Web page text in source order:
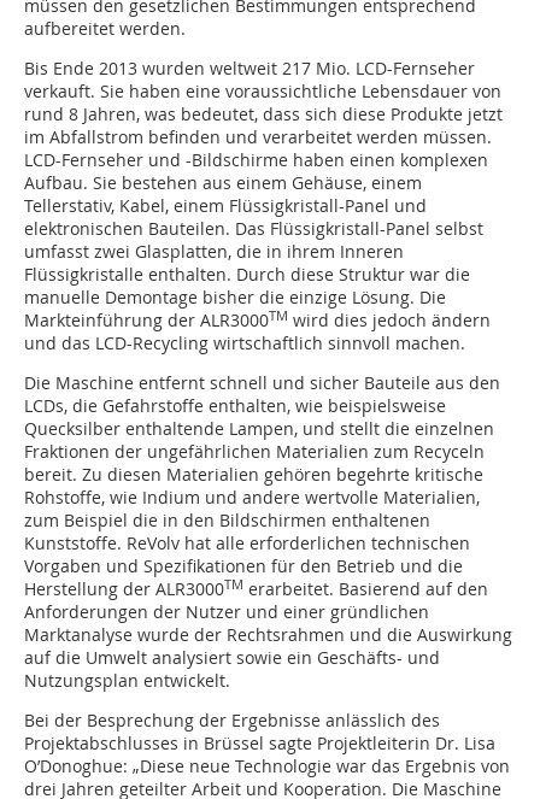
müssen den gesetzlichen Bestimmungen entsprechend
aufbereitet werden.
Bis Ende 2013 wurden weltweit 217 Mio. LCD-Fernseher
verkauft. Sie haben eine voraussichtliche Lebensdauer von
rund 8 Jahren, was bedeutet, dass sich diese Produkte jetzt
im Abfallstrom befinden und verarbeitet werden müssen.
LCD-Fernseher und -Bildschirme haben einen komplexen
Aufbau. Sie bestehen aus einem Gehäuse, einem
Tellerstativ, Kabel, einem Flüssigkristall-Panel und
elektronischen Bauteilen. Das Flüssigkristall-Panel selbst
umfasst zwei Glasplatten, die in ihrem Inneren
Flüssigkristalle enthalten. Durch diese Struktur war die
manuelle Demontage bisher die einzige Lösung. Die
Markteinführung der ALR3000TM wird dies jedoch ändern
und das LCD-Recycling wirtschaftlich sinnvoll machen.
Die Maschine entfernt schnell und sicher Bauteile aus den
LCDs, die Gefahrstoffe enthalten, wie beispielsweise
Quecksilber enthaltende Lampen, und stellt die einzelnen
Fraktionen der ungefährlichen Materialien zum Recyceln
bereit. Zu diesen Materialien gehören begehrte kritische
Rohstoffe, wie Indium und andere wertvolle Materialien,
zum Beispiel die in den Bildschirmen enthaltenen
Kunststoffe. ReVolv hat alle erforderlichen technischen
Vorgaben und Spezifikationen für den Betrieb und die
Herstellung der ALR3000TM erarbeitet. Basierend auf den
Anforderungen der Nutzer und einer gründlichen
Marktanalyse wurde der Rechtsrahmen und die Auswirkung
auf die Umwelt analysiert sowie ein Geschäfts- und
Nutzungsplan entwickelt.
Bei der Besprechung der Ergebnisse anlässlich des
Projektabschlusses in Brüssel sagte Projektleiterin Dr. Lisa
O’Donoghue: „Diese neue Technologie war das Ergebnis von
drei Jahren geteilter Arbeit und Kooperation. Die Maschine